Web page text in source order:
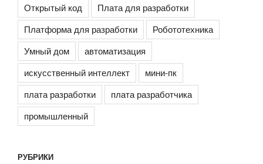
Открытый код
Плата для разработки
Платформа для разработки
Робототехника
Умный дом
автоматизация
искусственный интеллект
мини-пк
плата разработки
плата разработчика
промышленный
РУБРИКИ